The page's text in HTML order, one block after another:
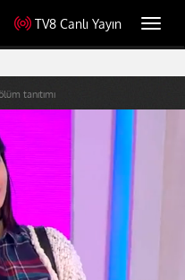
TV8 Canlı Yayın
tanıtımı